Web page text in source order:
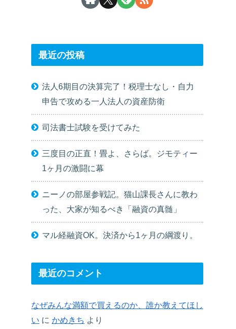
最近の投稿
法人6期目の決算完了！税理士なし・自力
申告で攻める一人法人の資産防衛
司法書士試験を受けてみた
三度目の正直！畳よ、さらば。ジモティー
1ヶ月の激闘に幕
ニーノの部屋参戦記。猫山課長さんに教わ
った、大家が知るべき「融資の真髄」
マル経融資OK。決済から1ヶ月の綱渡り。
最近のコメント
なぜみんな満額で買えるのか、誰か教えてほし
い に かめきち より